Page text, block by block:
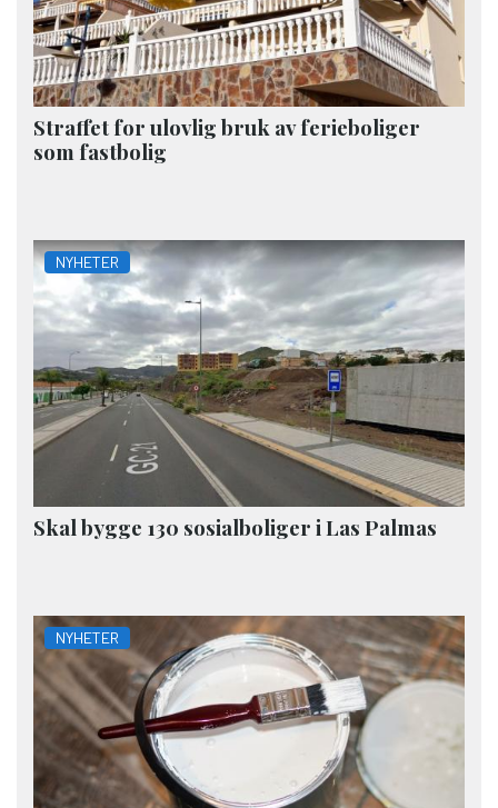
Straffet for ulovlig bruk av ferieboliger
som fastbolig
NYHETER
Skal bygge 130 sosialboliger i Las Palmas
NYHETER